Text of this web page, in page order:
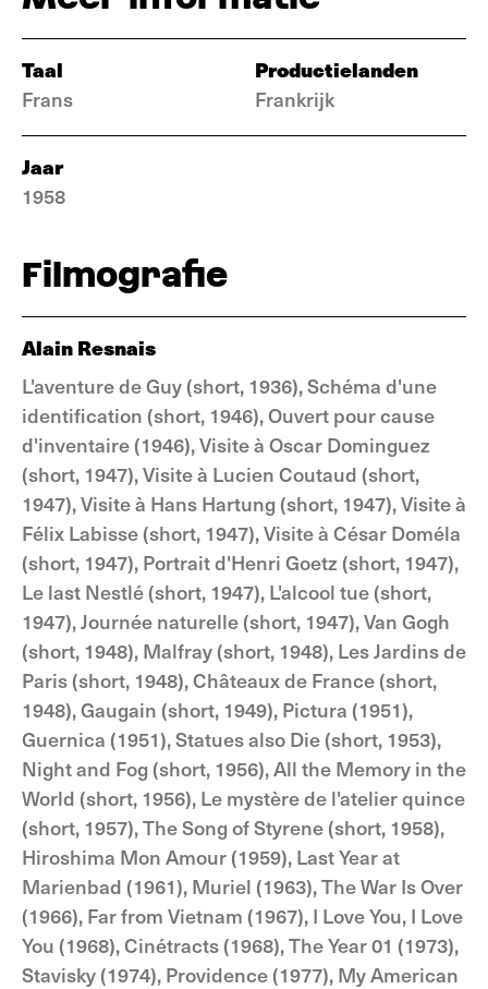
Taal
Frans
Productielanden
Frankrijk
Jaar
1958
Filmografie
Alain Resnais
L'aventure de Guy (short, 1936), Schéma d'une
identification (short, 1946), Ouvert pour cause
d'inventaire (1946), Visite à Oscar Dominguez
(short, 1947), Visite à Lucien Coutaud (short,
1947), Visite à Hans Hartung (short, 1947), Visite à
Félix Labisse (short, 1947), Visite à César Doméla
(short, 1947), Portrait d'Henri Goetz (short, 1947),
Le last Nestlé (short, 1947), L'alcool tue (short,
1947), Journée naturelle (short, 1947), Van Gogh
(short, 1948), Malfray (short, 1948), Les Jardins de
Paris (short, 1948), Châteaux de France (short,
1948), Gaugain (short, 1949), Pictura (1951),
Guernica (1951), Statues also Die (short, 1953),
Night and Fog (short, 1956), All the Memory in the
World (short, 1956), Le mystère de l'atelier quince
(short, 1957), The Song of Styrene (short, 1958),
Hiroshima Mon Amour (1959), Last Year at
Marienbad (1961), Muriel (1963), The War Is Over
(1966), Far from Vietnam (1967), I Love You, I Love
You (1968), Cinétracts (1968), The Year 01 (1973),
Stavisky (1974), Providence (1977), My American